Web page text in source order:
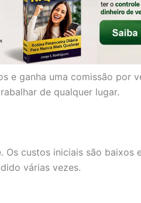
e ganha uma comissão por
de qualquer lugar.
Os custos iniciais são baixos
várias vezes.